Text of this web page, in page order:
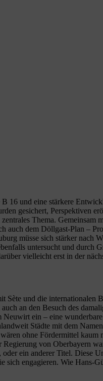
16 und eine stärkere
gesichert, Perspektiven
Thema. Gemeinsam
auch dem Döllgast-Plan –
müsse sich stärker nach
untersucht und durch
vielleicht erst in der
Sète und die internationalen
an den Besuch des
ein – eine
Städte mit dem
ohne Fördermittel
von Oberbayern
ein anderer Titel. Diese
sich engagieren. Wie Hans-